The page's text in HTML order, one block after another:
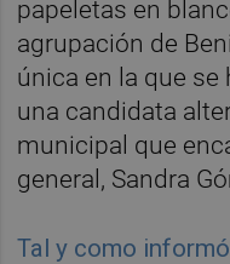
papeletas en
agrupación de
única en la que
una candidata
municipal que
general, Sandra
Tal y como